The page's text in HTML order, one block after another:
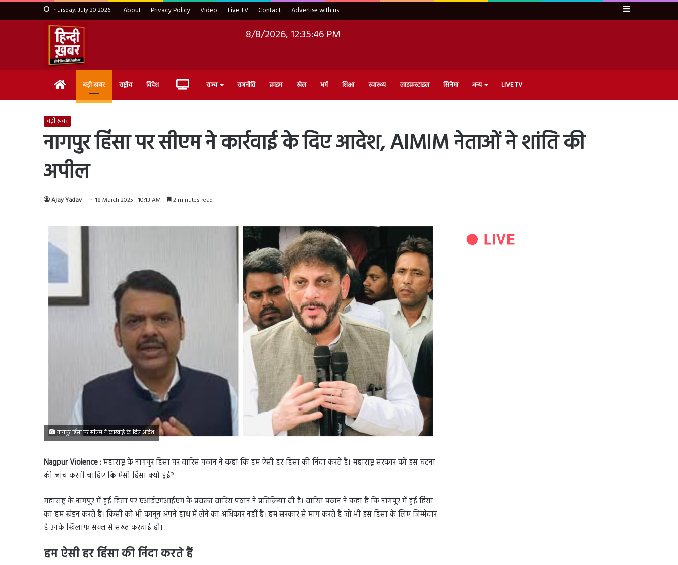
Thursday, July 30 2026 About Privacy Policy Video Live TV Contact Advertise with us Sidebar
8/8/2026, 12:35:47 PM
Home बड़ी ख़बर राष्ट्रीय विदेश Live राज्य राजनीति क्राइम खेल धर्म शिक्षा स्वास्थ्य लाइफ़स्टाइल सिनेमा अन्य LIVE TV
बड़ी ख़बर
नागपुर हिंसा पर सीएम ने कार्रवाई के दिए आदेश, AIMIM नेताओं ने शांति की
अपील
Ajay Yadav 18 March 2025 - 10:13 AM 2 minutes read
नागपुर हिंसा पर सीएम ने कार्रवाई के दिए आदेश
Nagpur Violence :महाराष्ट्र के नागपुर हिंसा पर वारिस पठान ने कहा कि हम ऐसी हर हिंसा की निंदा करते हैं। महाराष्ट्र सरकार को इस घटना
की जांच करनी चाहिए कि ऐसी हिंसा क्यों हुई?
महाराष्ट्र के नागपुर में हुई हिंसा पर एआईएमआईएम के प्रवक्ता वारिस पठान ने प्रतिक्रिया दी है। वारिस पठान ने कहा है कि नागपुर में हुई हिंसा
का हम खंडन करते है। किसी को भी कानून अपने हाथ में लेने का अधिकार नहीं है। हम सरकार से मांग करते हैं जो भी इस हिंसा के लिए जिम्मेदार
है उनके खिलाफ सख्त से सख्त करवाई हो।
हम ऐसी हर हिंसा की निंदा करते हैं